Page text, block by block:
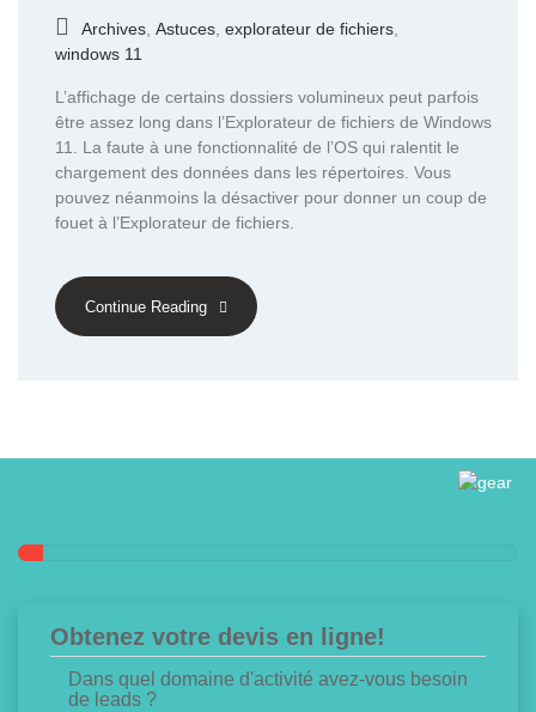
Archives Astuces explorateur de fichiers
windows 11
L’affichage de certains dossiers volumineux peut parfois
être assez long dans l’Explorateur de fichiers de Windows
11. La faute à une fonctionnalité de l’OS qui ralentit le
chargement des données dans les répertoires. Vous
pouvez néanmoins la désactiver pour donner un coup de
fouet à l’Explorateur de fichiers.
Continue Reading
Obtenez votre devis en ligne!
Dans quel domaine d'activité avez-vous besoin
de leads ?